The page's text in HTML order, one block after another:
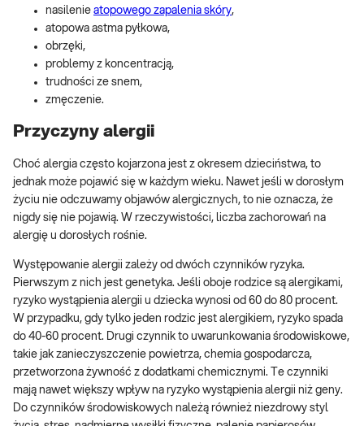
nasilenie atopowego zapalenia skóry,
atopowa astma pyłkowa,
obrzęki,
problemy z koncentracją,
trudności ze snem,
zmęczenie.
Przyczyny alergii
Choć alergia często kojarzona jest z okresem dzieciństwa, to
jednak może pojawić się w każdym wieku. Nawet jeśli w dorosłym
życiu nie odczuwamy objawów alergicznych, to nie oznacza, że
nigdy się nie pojawią. W rzeczywistości, liczba zachorowań na
alergię u dorosłych rośnie.
Występowanie alergii zależy od dwóch czynników ryzyka.
Pierwszym z nich jest genetyka. Jeśli oboje rodzice są alergikami,
ryzyko wystąpienia alergii u dziecka wynosi od 60 do 80 procent.
W przypadku, gdy tylko jeden rodzic jest alergikiem, ryzyko spada
do 40-60 procent. Drugi czynnik to uwarunkowania środowiskowe,
takie jak zanieczyszczenie powietrza, chemia gospodarcza,
przetworzona żywność z dodatkami chemicznymi. Te czynniki
mają nawet większy wpływ na ryzyko wystąpienia alergii niż geny.
Do czynników środowiskowych należą również niezdrowy styl